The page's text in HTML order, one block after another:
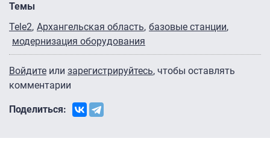
Темы
Tele2 Архангельская область базовые станции
модернизация оборудования
Войдите или зарегистрируйтесь, чтобы оставлять
комментарии
Поделиться: